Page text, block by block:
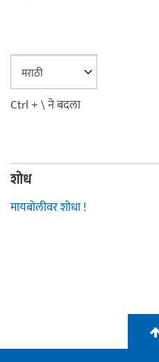
Ctrl + \ ने बदला
शोध
मायबोलीवर शोधा !